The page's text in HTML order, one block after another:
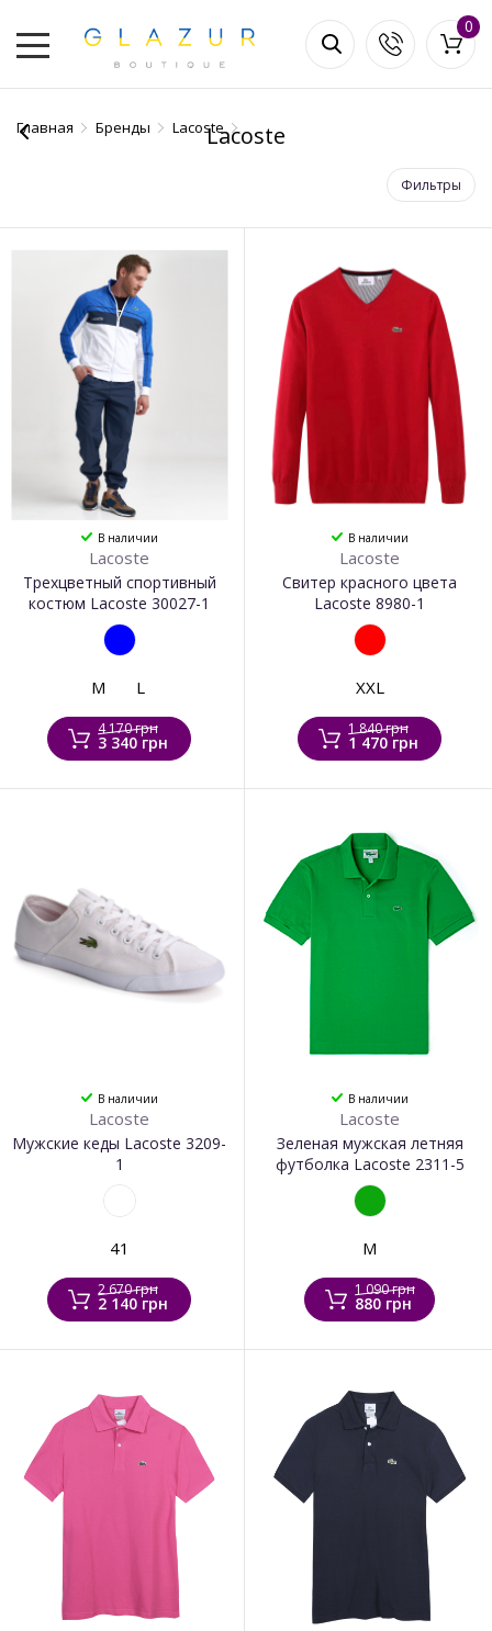
0
Главная Бренды LacosteLacoste
Фильтры
В наличии
Lacoste
Трехцветный спортивный
костюм Lacoste 30027-1
M L
4 170 грн
3 340 грн
В наличии
Lacoste
Свитер красного цвета
Lacoste 8980-1
XXL
1 840 грн
1 470 грн
В наличии
Lacoste
Мужские кеды Lacoste 3209-
1
41
2 670 грн
2 140 грн
В наличии
Lacoste
Зеленая мужская летняя
футболка Lacoste 2311-5
M
1 090 грн
880 грн